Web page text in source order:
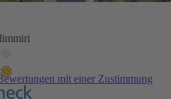
mit einer Zustimmung